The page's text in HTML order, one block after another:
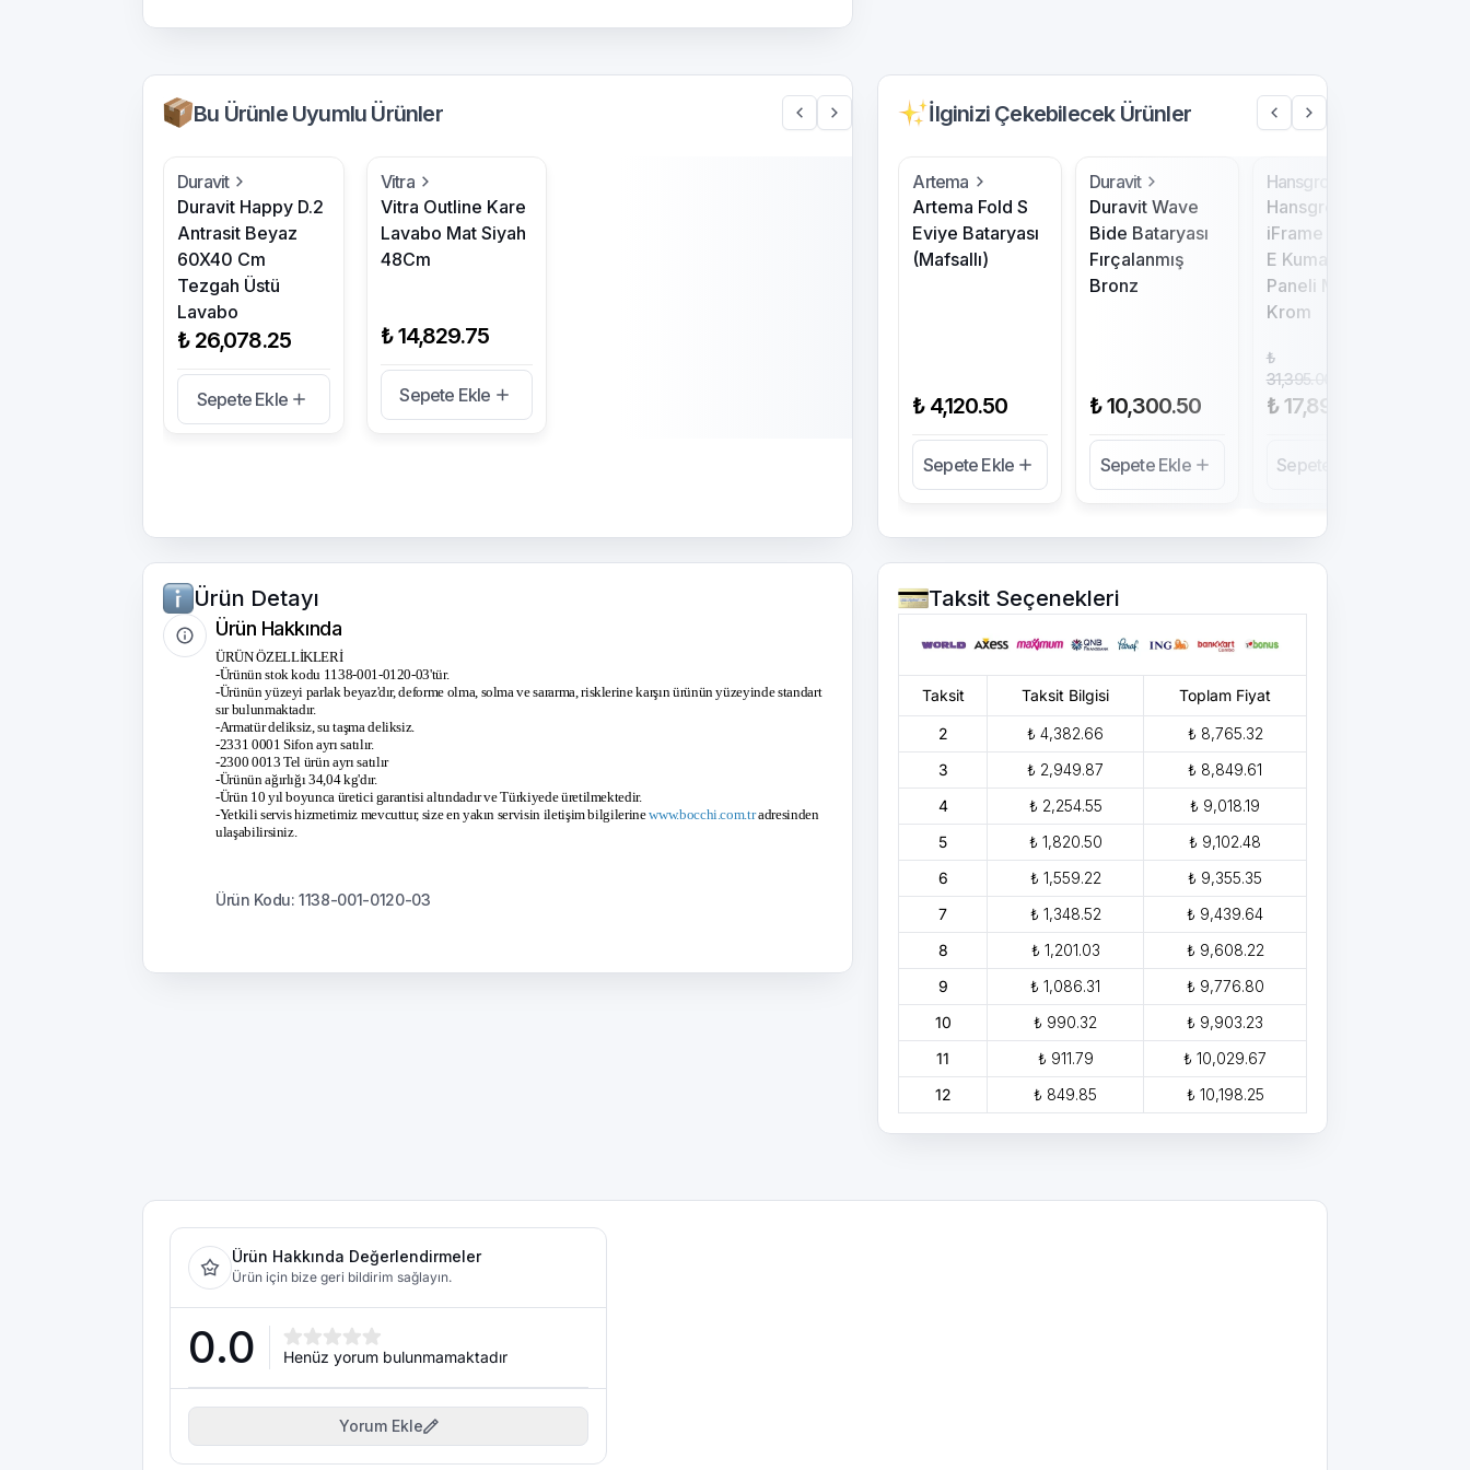
Bu Ürünle Uyumlu Ürünler
Duravit
Duravit Happy D.2
Antrasit Beyaz
60X40 Cm
Tezgah Üstü
Lavabo
₺ 26,078.25
Sepete Ekle
Vitra
Vitra Outline Kare
Lavabo Mat Siyah
48Cm
₺ 14,829.75
Sepete Ekle
İlginizi Çekebilecek Ürünler
Artema
Artema Fold S
Eviye Bataryası
(Mafsallı)
₺ 4,120.50
Sepete Ekle
Duravit
Duravit Wave
Bide Bataryası
Fırçalanmış
Bronz
₺ 10,300.50
Sepete Ekle
Hansgrohe
Hansgrohe
iFrame Element
E Kumanda
Paneli Mat Siyah
Krom
₺
31,395.00
₺ 17,895.00
Sepete Ekle
Ürün Detayı
Ürün Hakkında
ÜRÜN ÖZELLİKLERİ
-Ürünün stok kodu 1138-001-0120-03'tür.
-Ürünün yüzeyi parlak beyaz'dır, deforme olma, solma ve sararma, risklerine karşın ürünün yüzeyinde standart
sır bulunmaktadır.
-Armatür deliksiz, su taşma deliksiz.
-2331 0001 Sifon ayrı satılır.
-2300 0013 Tel ürün ayrı satılır
-Ürünün ağırlığı 34,04 kg'dır.
-Ürün 10 yıl boyunca üretici garantisi altındadır ve Türkiyede üretilmektedir.
-Yetkili servis hizmetimiz mevcuttur, size en yakın servisin iletişim bilgilerinewww.bocchi.com.tradresinden
ulaşabilirsiniz.
Ürün Kodu: 1138-001-0120-03
Taksit Seçenekleri
Taksit Taksit Bilgisi Toplam Fiyat
2 ₺ 4,382.66
₺ 8,765.32
3
₺ 2,949.87
₺ 8,849.61
4
₺ 2,254.55
₺ 9,018.19
5
₺ 1,820.50
₺ 9,102.48
6
₺ 1,559.22
₺ 9,355.35
7
₺ 1,348.52
₺ 9,439.64
8
₺ 1,201.03
₺ 9,608.22
9
₺ 1,086.31
₺ 9,776.80
10
₺ 990.32
₺ 9,903.23
11
₺ 911.79
₺ 10,029.67
12
₺ 849.85 ₺ 10,198.25
Ürün Hakkında Değerlendirmeler
Ürün için bize geri bildirim sağlayın.
0.0 Henüz yorum bulunmamaktadır
Yorum Ekle